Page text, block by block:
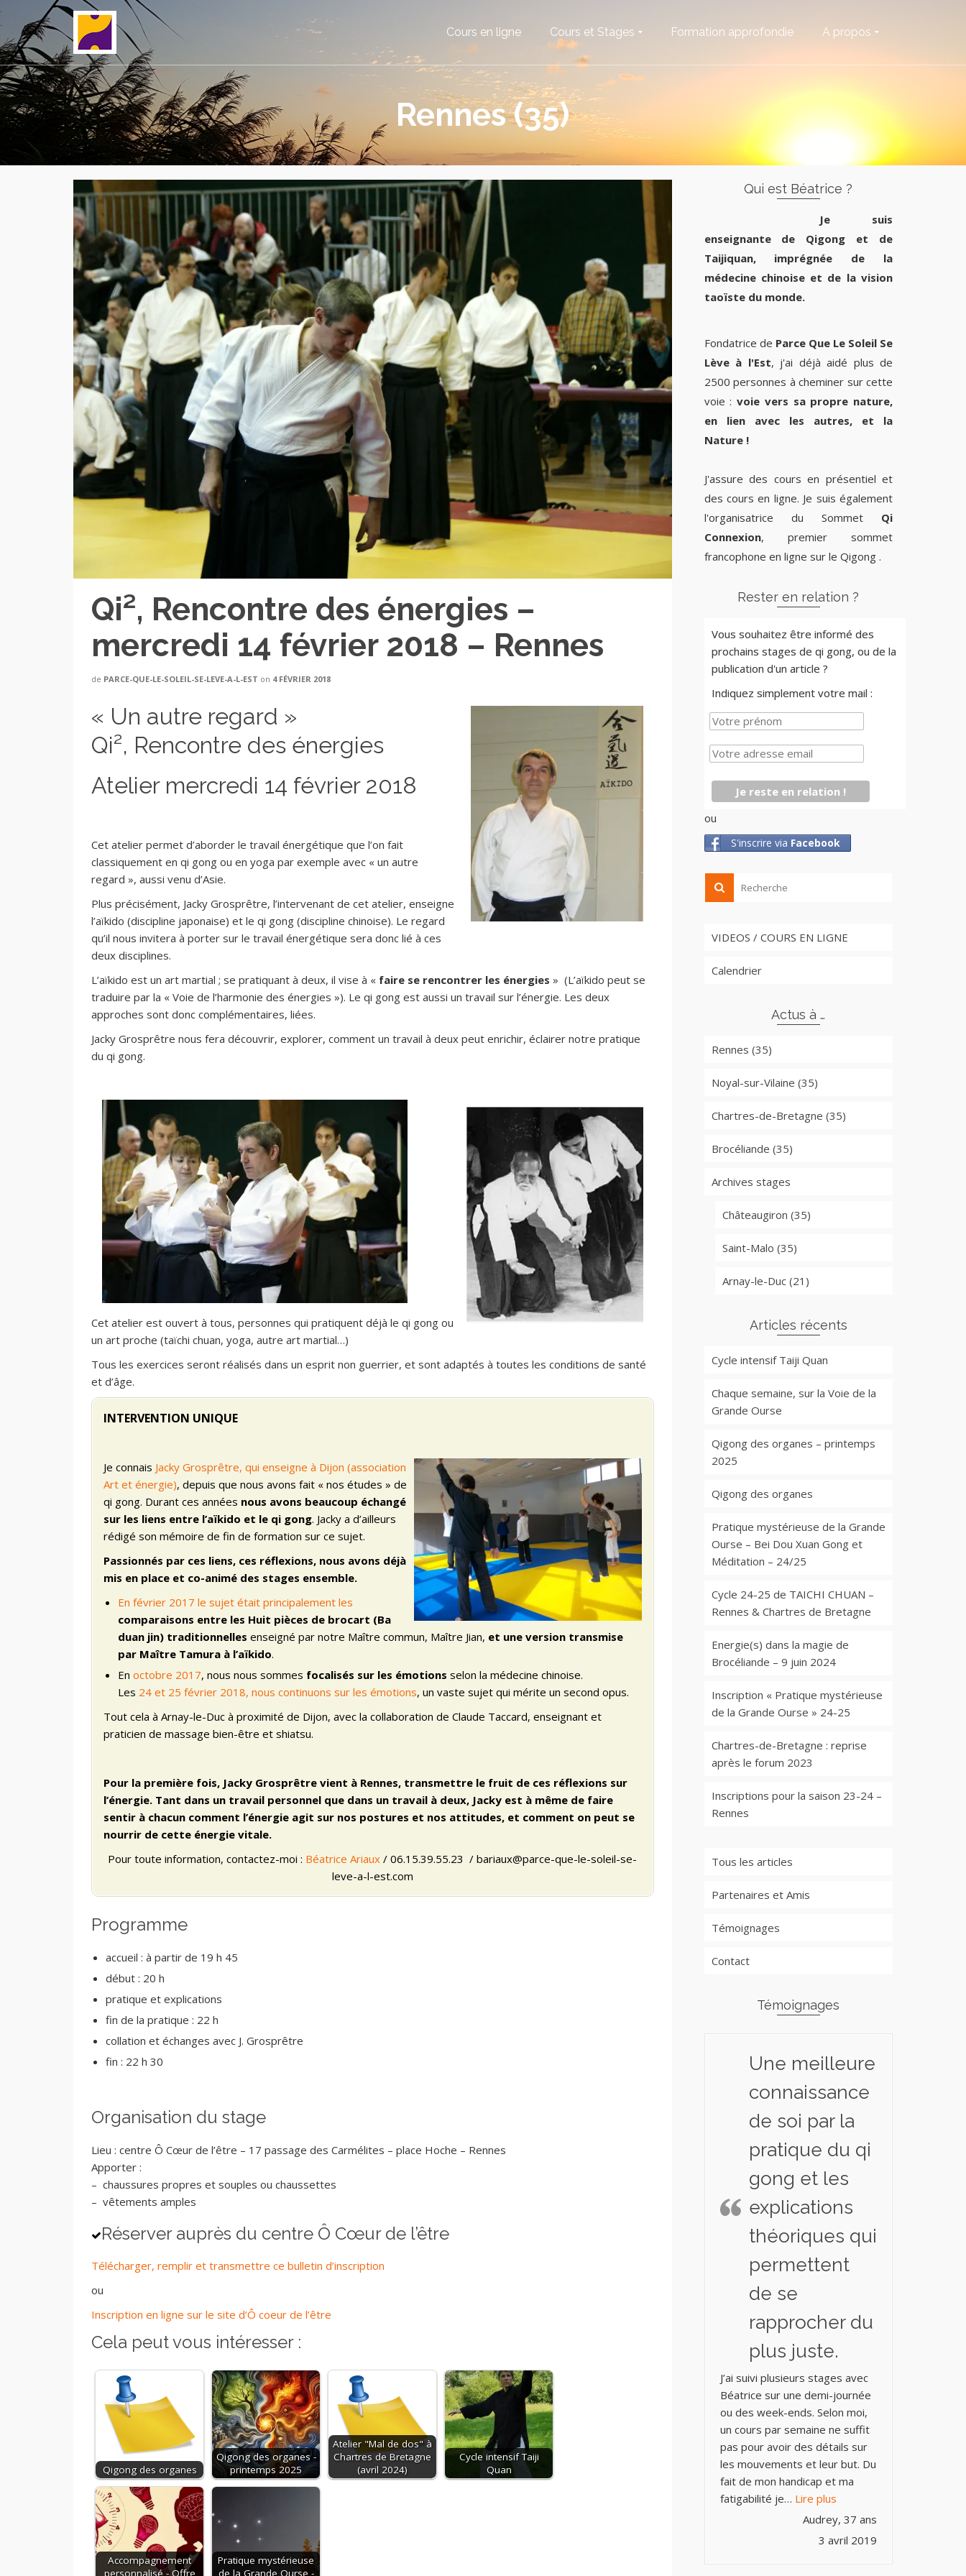
Cours en ligne Cours et Stages Formation approfondie A propos
Rennes (35)
Qi², Rencontre des énergies –
mercredi 14 février 2018 – Rennes
de PARCE-QUE-LE-SOLEIL-SE-LEVE-A-L-EST on 4 FÉVRIER 2018
« Un autre regard »
Qi², Rencontre des énergies
Atelier mercredi 14 février 2018
Cet atelier permet d’aborder le travail énergétique que l’on fait
classiquement en qi gong ou en yoga par exemple avec « un autre
regard », aussi venu d’Asie.
Plus précisément, Jacky Grosprêtre, l’intervenant de cet atelier, enseigne
l’aïkido (discipline japonaise) et le qi gong (discipline chinoise). Le regard
qu’il nous invitera à porter sur le travail énergétique sera donc lié à ces
deux disciplines.
L’aïkido est un art martial ; se pratiquant à deux, il vise à « faire se rencontrer les énergies » (L’aïkido peut se
traduire par la « Voie de l’harmonie des énergies »). Le qi gong est aussi un travail sur l’énergie. Les deux
approches sont donc complémentaires, liées.
Jacky Grosprêtre nous fera découvrir, explorer, comment un travail à deux peut enrichir, éclairer notre pratique
du qi gong.
Cet atelier est ouvert à tous, personnes qui pratiquent déjà le qi gong ou
un art proche (taïchi chuan, yoga, autre art martial…)
Tous les exercices seront réalisés dans un esprit non guerrier, et sont adaptés à toutes les conditions de santé
et d’âge.
INTERVENTION UNIQUE
Je connais Jacky Grosprêtre, qui enseigne à Dijon (association
Art et énergie), depuis que nous avons fait « nos études » de
qi gong. Durant ces années nous avons beaucoup échangé
sur les liens entre l’aïkido et le qi gong. Jacky a d’ailleurs
rédigé son mémoire de fin de formation sur ce sujet.
Passionnés par ces liens, ces réflexions, nous avons déjà
mis en place et co-animé des stages ensemble.
En février 2017 le sujet était principalement les
comparaisons entre les Huit pièces de brocart (Ba
duan jin) traditionnelles enseigné par notre Maître commun, Maître Jian, et une version transmise
par Maître Tamura à l’aïkido.
En octobre 2017, nous nous sommes focalisés sur les émotions selon la médecine chinoise.
Les 24 et 25 février 2018, nous continuons sur les émotions, un vaste sujet qui mérite un second opus.
Tout cela à Arnay-le-Duc à proximité de Dijon, avec la collaboration de Claude Taccard, enseignant et
praticien de massage bien-être et shiatsu.
Pour la première fois, Jacky Grosprêtre vient à Rennes, transmettre le fruit de ces réflexions sur
l’énergie. Tant dans un travail personnel que dans un travail à deux, Jacky est à même de faire
sentir à chacun comment l’énergie agit sur nos postures et nos attitudes, et comment on peut se
nourrir de cette énergie vitale.
Pour toute information, contactez-moi : Béatrice Ariaux / 06.15.39.55.23 / bariaux@parce-que-le-soleil-se-
leve-a-l-est.com
Programme
accueil : à partir de 19 h 45
début : 20 h
pratique et explications
fin de la pratique : 22 h
collation et échanges avec J. Grosprêtre
fin : 22 h 30
Organisation du stage
Lieu : centre Ô Cœur de l’être – 17 passage des Carmélites – place Hoche – Rennes
Apporter :
– chaussures propres et souples ou chaussettes
– vêtements amples
Réserver auprès du centre Ô Cœur de l’être
Télécharger, remplir et transmettre ce bulletin d’inscription
ou
Inscription en ligne sur le site d’Ô coeur de l’être
Cela peut vous intéresser :
Qigong des organes
Qigong des organes -
printemps 2025
Atelier "Mal de dos" à
Chartres de Bretagne
(avril 2024)
Cycle intensif Taiji
Quan
Accompagnement
personnalisé - Offre
Pratique mystérieuse
de la Grande Ourse -
Qui est Béatrice ?
Je suis
enseignante de Qigong et de
Taijiquan, imprégnée de la
médecine chinoise et de la vision
taoïste du monde.
Fondatrice de Parce Que Le Soleil Se
Lève à l'Est, j'ai déjà aidé plus de
2500 personnes à cheminer sur cette
voie : voie vers sa propre nature,
en lien avec les autres, et la
Nature !
J'assure des cours en présentiel et
des cours en ligne. Je suis également
l'organisatrice du Sommet Qi
Connexion, premier sommet
francophone en ligne sur le Qigong .
Rester en relation ?
Vous souhaitez être informé des
prochains stages de qi gong, ou de la
publication d'un article ?
Indiquez simplement votre mail :
ou
S'inscrire via Facebook
VIDEOS / COURS EN LIGNE
Calendrier
Actus à …
Rennes (35)
Noyal-sur-Vilaine (35)
Chartres-de-Bretagne (35)
Brocéliande (35)
Archives stages
Châteaugiron (35)
Saint-Malo (35)
Arnay-le-Duc (21)
Articles récents
Cycle intensif Taiji Quan
Chaque semaine, sur la Voie de la
Grande Ourse
Qigong des organes – printemps
2025
Qigong des organes
Pratique mystérieuse de la Grande
Ourse – Bei Dou Xuan Gong et
Méditation – 24/25
Cycle 24-25 de TAICHI CHUAN –
Rennes & Chartres de Bretagne
Energie(s) dans la magie de
Brocéliande – 9 juin 2024
Inscription « Pratique mystérieuse
de la Grande Ourse » 24-25
Chartres-de-Bretagne : reprise
après le forum 2023
Inscriptions pour la saison 23-24 –
Rennes
Tous les articles
Partenaires et Amis
Témoignages
Contact
Témoignages
Une meilleure
connaissance
de soi par la
pratique du qi
gong et les
explications
théoriques qui
permettent
de se
rapprocher du
plus juste.
J’ai suivi plusieurs stages avec
Béatrice sur une demi-journée
ou des week-ends. Selon moi,
un cours par semaine ne suffit
pas pour avoir des détails sur
les mouvements et leur but. Du
fait de mon handicap et ma
fatigabilité je… Lire plus« Une meilleure
Audrey, 37 ans
3 avril 2019